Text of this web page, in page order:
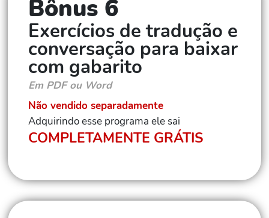
Bônus 6
Exercícios de tradução e
conversação para baixar
com gabarito
Em PDF ou Word
Não vendido separadamente
Adquirindo esse programa ele sai
COMPLETAMENTE GRÁTIS